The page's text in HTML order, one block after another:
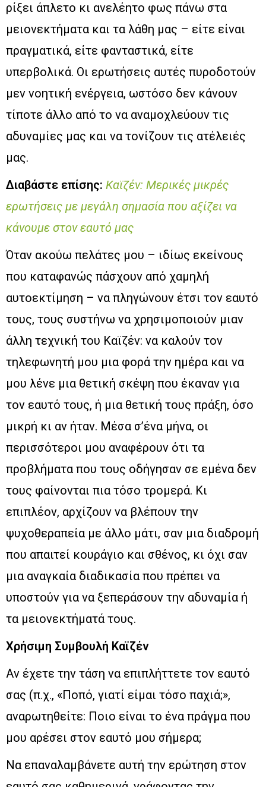
ρίξει άπλετο κι ανελέητο φως πάνω στα
μειονεκτήματα και τα λάθη μας – είτε είναι
πραγματικά, είτε φανταστικά, είτε
υπερβολικά. Οι ερωτήσεις αυτές πυροδοτούν
μεν νοητική ενέργεια, ωστόσο δεν κάνουν
τίποτε άλλο από το να αναμοχλεύουν τις
αδυναμίες μας και να τονίζουν τις ατέλειές
μας.
Διαβάστε επίσης: Καϊζέν: Μερικές μικρές
ερωτήσεις με μεγάλη σημασία που αξίζει να
κάνουμε στον εαυτό μας
Όταν ακούω πελάτες μου – ιδίως εκείνους
που καταφανώς πάσχουν από χαμηλή
αυτοεκτίμηση – να πληγώνουν έτσι τον εαυτό
τους, τους συστήνω να χρησιμοποιούν μιαν
άλλη τεχνική του Καϊζέν: να καλούν τον
τηλεφωνητή μου μια φορά την ημέρα και να
μου λένε μια θετική σκέψη που έκαναν για
τον εαυτό τους, ή μια θετική τους πράξη, όσο
μικρή κι αν ήταν. Μέσα σ’ένα μήνα, οι
περισσότεροι μου αναφέρουν ότι τα
προβλήματα που τους οδήγησαν σε εμένα δεν
τους φαίνονται πια τόσο τρομερά. Κι
επιπλέον, αρχίζουν να βλέπουν την
ψυχοθεραπεία με άλλο μάτι, σαν μια διαδρομή
που απαιτεί κουράγιο και σθένος, κι όχι σαν
μια αναγκαία διαδικασία που πρέπει να
υποστούν για να ξεπεράσουν την αδυναμία ή
τα μειονεκτήματά τους.
Χρήσιμη Συμβουλή Καϊζέν
Αν έχετε την τάση να επιπλήττετε τον εαυτό
σας (π.χ., «Ποπό, γιατί είμαι τόσο παχιά;»,
αναρωτηθείτε: Ποιο είναι το ένα πράγμα που
μου αρέσει στον εαυτό μου σήμερα;
Να επαναλαμβάνετε αυτή την ερώτηση στον